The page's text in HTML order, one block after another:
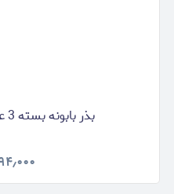
بذر بابونه بسته 3 عددی مدل GPSH7L